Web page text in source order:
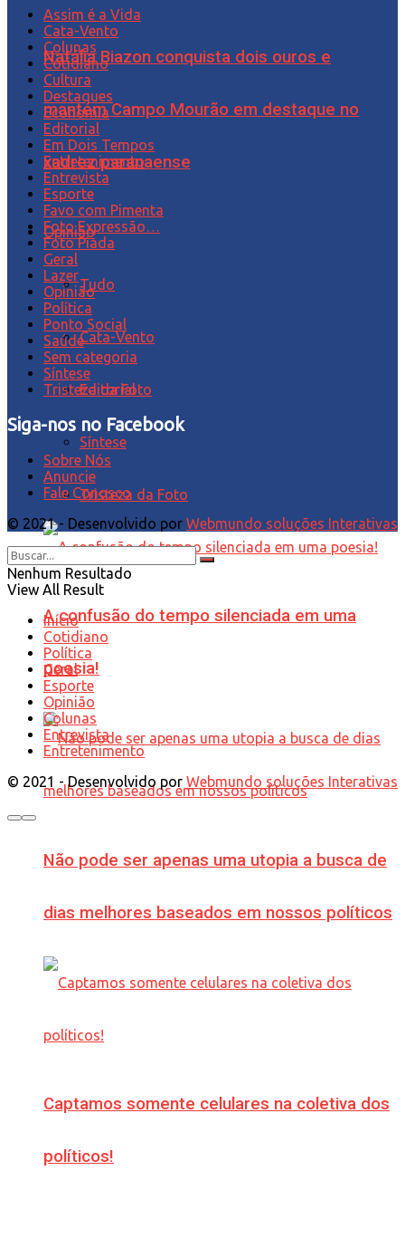
Natália Biazon conquista dois ouros e
mantém Campo Mourão em destaque no
xadrez paranaense
Opinião
Tudo
Cata-Vento
Editorial
Síntese
Tristeza da Foto
A confusão do tempo silenciada em uma
poesia!
Não pode ser apenas uma utopia a busca de
dias melhores baseados em nossos políticos
Captamos somente celulares na coletiva dos
políticos!
Assim é a Vida
Cata-Vento
Colunas
Cotidiano
Cultura
Destaques
Economia
Editorial
Em Dois Tempos
Entretenimento
Entrevista
Esporte
Favo com Pimenta
Foto Expressão…
Foto Piada
Geral
Lazer
Opinião
Política
Ponto Social
Saúde
Sem categoria
Síntese
Tristeza da Foto
Siga-nos no Facebook
Sobre Nós
Anuncie
Fale Conosco
© 2021 - Desenvolvido por Webmundo soluções Interativas
Nenhum Resultado
View All Result
Início
Cotidiano
Política
Geral
Esporte
Opinião
Colunas
Entrevista
Entretenimento
© 2021 - Desenvolvido por Webmundo soluções Interativas